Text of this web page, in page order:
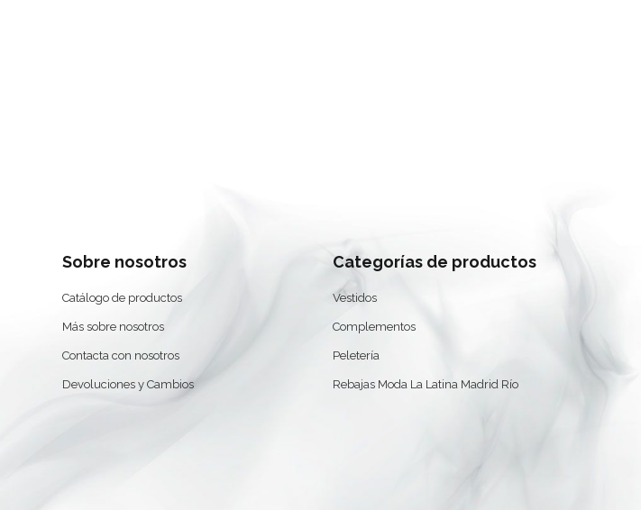
Sobre nosotros
Catálogo de productos
Más sobre nosotros
Contacta con nosotros
Devoluciones y Cambios
Categorías de productos
Vestidos
Complementos
Peletería
Rebajas Moda La Latina Madrid Río